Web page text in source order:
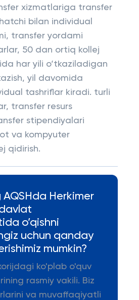
xizmatlariga transfer
bilan individual
transfer yordami
50 dan ortiq kollej
har yili o‘tkaziladigan
yil davomida
tashriflar kiradi. turli
transfer resurs
stipendiyalari
va kompyuter
qidirish.
AQSHda Herkimer
o’qishni
uchun qanday
mumkin?
ko'plab o'quv
rasmiy vakili. Biz
va muvaffaqiyatli